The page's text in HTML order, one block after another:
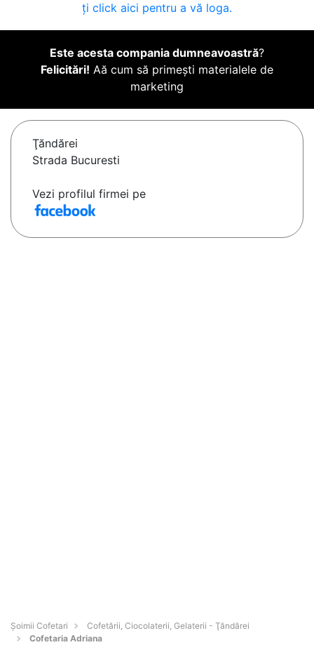
ți click aici pentru a vă loga.
Este acesta compania dumneavoastră?
Felicitări! Aă cum să primești materialele de
marketing
Ţăndărei
Strada Bucuresti
Vezi profilul firmei pe
Șoimii Cofetari
Cofetării, Ciocolaterii, Gelaterii - Ţăndărei
Cofetaria Adriana